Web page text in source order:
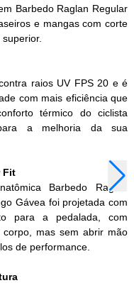
Barbedo Raglan Regular
e mangas com corte
raios UV FPS 20 e é
com mais eficiência que
térmico do ciclista
a melhoria da sua
Fit
Barbedo Raglan
Gávea foi projetada com
para a pedalada, com
mas sem abrir mão
de performance.